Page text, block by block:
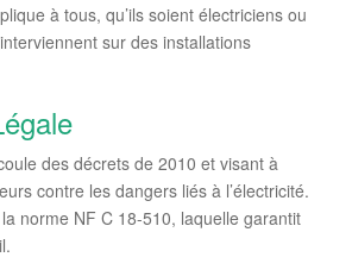
à tous, qu’ils soient électriciens ou
sur des installations
des décrets de 2010 et visant à
contre les dangers liés à l’électricité.
norme NF C 18-510, laquelle garantit